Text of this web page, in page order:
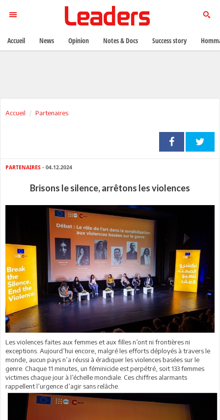
Accueil Partenaires
PARTENAIRES - 04.12.2024
Brisons le silence, arrêtons les violences
Les violences faites aux femmes et aux filles n’ont ni frontières ni
exceptions. Aujourd’hui encore, malgré les efforts déployés à travers le
monde, aucun pays n’a réussi à éradiquer les violences basées sur le
genre. Chaque 11 minutes, un féminicide est perpétré, soit 133 femmes
victimes chaque jour à l’échelle mondiale. Ces chiffres alarmants
rappellent l’urgence d’agir sans relâche.
Accueil News Opinion Notes & Docs Success story